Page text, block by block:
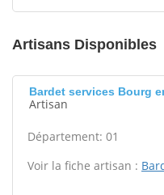
Artisans Disponibles
Bardet services Bourg
Artisan
Département: 01
Voir la fiche artisan :